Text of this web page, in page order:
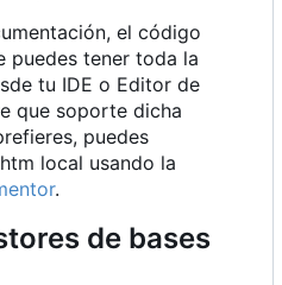
el código
puedes tener toda la
tu IDE o Editor de
que soporte dicha
puedes
local usando la
.
de bases